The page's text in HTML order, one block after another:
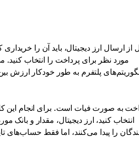
از ارسال ارز دیجیتال، باید آن را
مورد نظر برای پرداخت را انتخاب کنید.
پلتفرم به طور خودکار ارزش
انتخاب کنید، ارز دیجیتال، مقدار و
را پیدا می‌کنند، اما فقط حساب‌های